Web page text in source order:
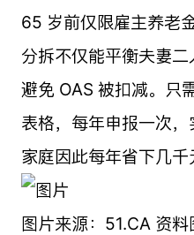
65 岁前仅限雇主养老
分拆不仅能平衡夫妻
避免 OAS 被扣减。只
表格，每年申报一次
家庭因此每年省下几千
图片来源：51.CA 资料